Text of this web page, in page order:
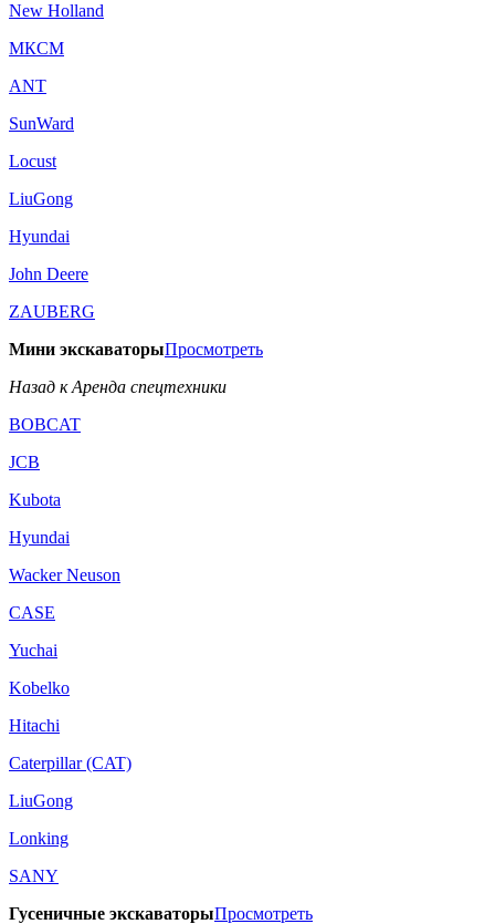
New Holland
МКСМ
ANT
SunWard
Locust
LiuGong
Hyundai
John Deere
ZAUBERG
Мини экскаваторыПросмотреть
Назад к Аренда спецтехники
BOBCAT
JCB
Kubota
Hyundai
Wacker Neuson
CASE
Yuchai
Kobelko
Hitachi
Caterpillar (CAT)
LiuGong
Lonking
SANY
Гусеничные экскаваторыПросмотреть